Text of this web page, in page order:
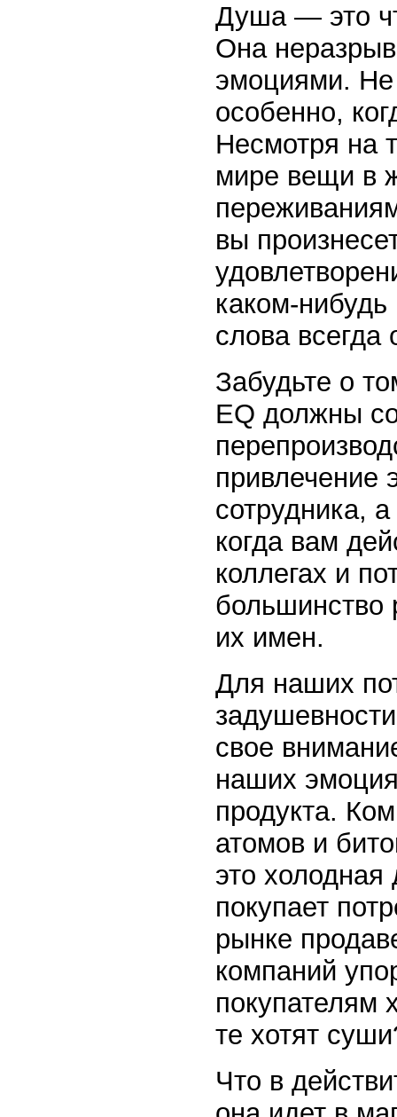
Душа — это
Она
эмоциями.
особенно,
Несмотря на
мире вещи в
вы
каком-
слова всегда
Забудьте о
EQ должны
привлечение
сотрудника,
когда вам
коллегах и
большинство
их имен.
Для наших
свое
наших
продукта.
атомов и
это
покупает
рынке
компаний
покупателям
те хотят
Что в